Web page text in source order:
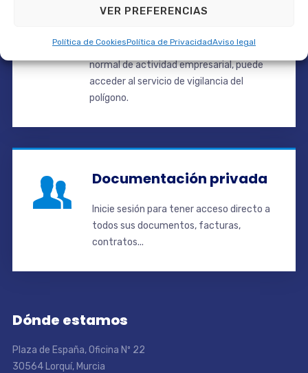
VER PREFERENCIAS
Política de CookiesPolítica de PrivacidadAviso legal
caso de emergencia
Si ocurre algún suceso fuera del horario
normal de actividad empresarial, puede
acceder al servicio de vigilancia del
polígono.
Documentación privada
Inicie sesión para tener acceso directo a
todos sus documentos, facturas,
contratos...
Dónde estamos
Plaza de España, Oficina Nº 22
30564 Lorquí, Murcia